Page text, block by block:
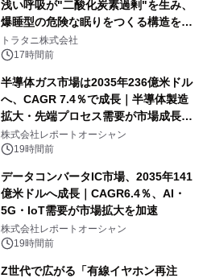
浅い呼吸が"二酸化炭素過剰"を生み、
爆睡型の危険な眠りをつくる構造を解
説
トラタニ株式会社
17時間前
半導体ガス市場は2035年236億米ドル
へ、CAGR 7.4％で成長｜半導体製造
拡大・先端プロセス需要が市場成長を
加速
株式会社レポートオーシャン
19時間前
データコンバータIC市場、2035年141
億米ドルへ成長｜CAGR6.4％、AI・
5G・IoT需要が市場拡大を加速
株式会社レポートオーシャン
19時間前
Z世代で広がる「有線イヤホン再注